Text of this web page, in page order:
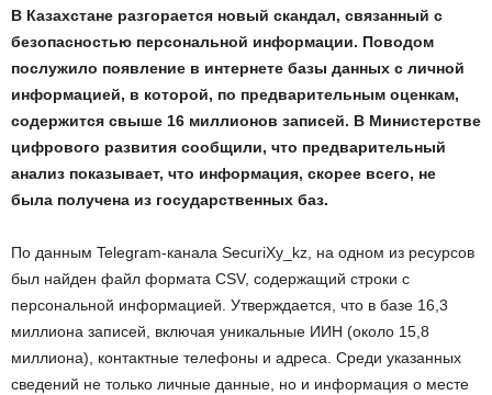
В Казахстане разгорается новый скандал, связанный с
безопасностью персональной информации. Поводом
послужило появление в интернете базы данных с личной
информацией, в которой, по предварительным оценкам,
содержится свыше 16 миллионов записей. В Министерстве
цифрового развития сообщили, что предварительный
анализ показывает, что информация, скорее всего, не
была получена из государственных баз.
По данным Telegram-канала SecuriXy_kz, на одном из ресурсов
был найден файл формата CSV, содержащий строки с
персональной информацией. Утверждается, что в базе 16,3
миллиона записей, включая уникальные ИИН (около 15,8
миллиона), контактные телефоны и адреса. Среди указанных
сведений не только личные данные, но и информация о месте